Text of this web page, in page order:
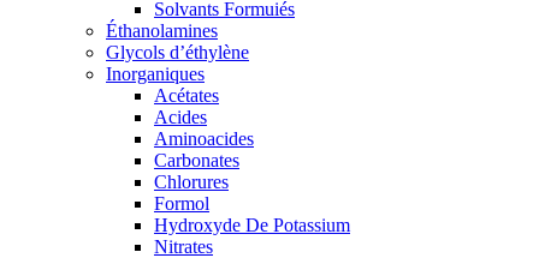
Solvants Formuiés
Éthanolamines
Glycols d’éthylène
Inorganiques
Acétates
Acides
Aminoacides
Carbonates
Chlorures
Formol
Hydroxyde De Potassium
Nitrates